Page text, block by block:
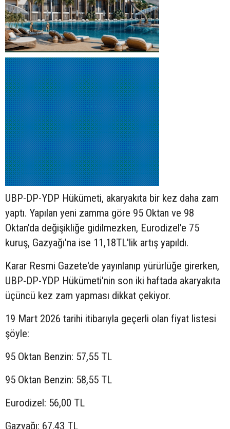
UBP-DP-YDP Hükümeti, akaryakıta bir kez daha zam
yaptı. Yapılan yeni zamma göre 95 Oktan ve 98
Oktan'da değişikliğe gidilmezken, Eurodizel'e 75
kuruş, Gazyağı'na ise 11,18TL'lik artış yapıldı.
Karar Resmi Gazete'de yayınlanıp yürürlüğe girerken,
UBP-DP-YDP Hükümeti'nin son iki haftada akaryakıta
üçüncü kez zam yapması dikkat çekiyor.
19 Mart 2026 tarihi itibarıyla geçerli olan fiyat listesi
şöyle:
95 Oktan Benzin: 57,55 TL
95 Oktan Benzin: 58,55 TL
Eurodizel: 56,00 TL
Gazyağı: 67,43 TL